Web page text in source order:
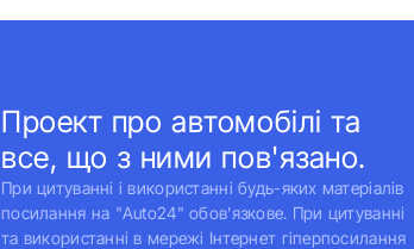
Проект про автомобілі та
все, що з ними пов'язано.
При цитуванні і використанні будь-яких матеріалів
посилання на "Auto24" обов'язкове. При цитуванні
та використанні в мережі Інтернет гіперпосилання